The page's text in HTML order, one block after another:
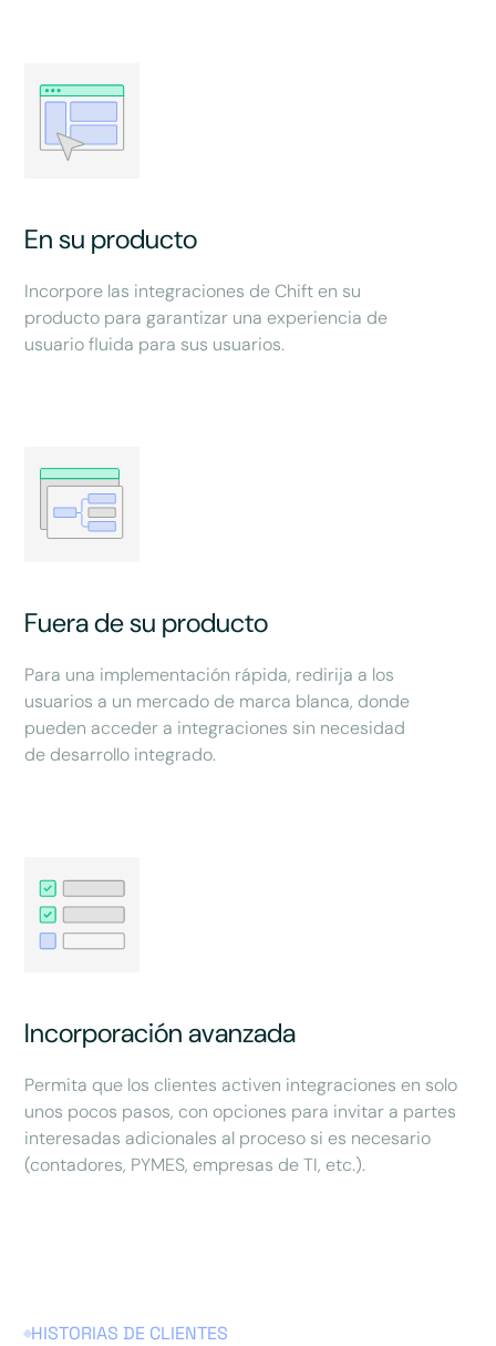
En su producto
Incorpore las integraciones de Chift en su
producto para garantizar una experiencia de
usuario fluida para sus usuarios.
Fuera de su producto
Para una implementación rápida, redirija a los
usuarios a un mercado de marca blanca, donde
pueden acceder a integraciones sin necesidad
de desarrollo integrado.
Incorporación avanzada
Permita que los clientes activen integraciones en solo
unos pocos pasos, con opciones para invitar a partes
interesadas adicionales al proceso si es necesario
(contadores, PYMES, empresas de TI, etc.).
HISTORIAS DE CLIENTES